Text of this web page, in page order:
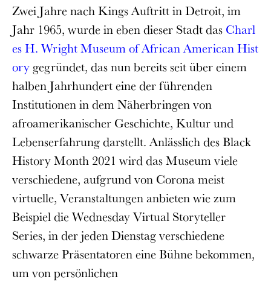
Zwei Jahre nach Kings Auftritt in Detroit, im
Jahr 1965, wurde in eben dieser Stadt das Charl
es H. Wright Museum of African American Hist
ory gegründet, das nun bereits seit über einem
halben Jahrhundert eine der führenden
Institutionen in dem Näherbringen von
afroamerikanischer Geschichte, Kultur und
Lebenserfahrung darstellt. Anlässlich des Black
History Month 2021 wird das Museum viele
verschiedene, aufgrund von Corona meist
virtuelle, Veranstaltungen anbieten wie zum
Beispiel die Wednesday Virtual Storyteller
Series, in der jeden Dienstag verschiedene
schwarze Präsentatoren eine Bühne bekommen,
um von persönlichen